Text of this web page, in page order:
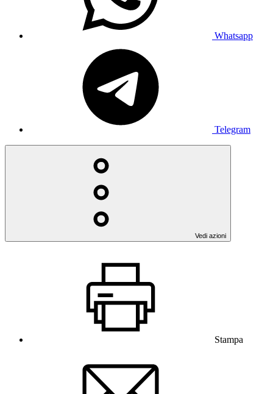
Whatsapp
Telegram
Vedi azioni
Stampa